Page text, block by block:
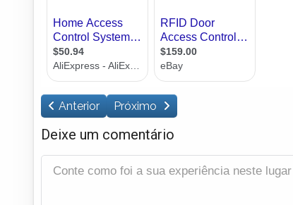
Anterior Próximo
Deixe um comentário